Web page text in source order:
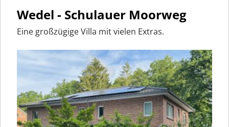
Wedel - Schulauer Moorweg
Eine großzügige Villa mit vielen Extras.